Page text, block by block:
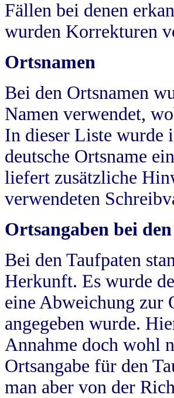
Fällen bei denen
wurden Korrekturen
Ortsnamen
Bei den Ortsnamen
Namen verwendet,
In dieser Liste wurde
deutsche Ortsname
liefert zusätzliche
verwendeten
Ortsangaben bei
Bei den Taufpaten
Herkunft. Es wurde
eine Abweichung zur
angegeben wurde.
Annahme doch wohl
Ortsangabe für den
man aber von der